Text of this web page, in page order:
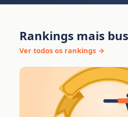
Rankings mais
Ver todos os rankings →